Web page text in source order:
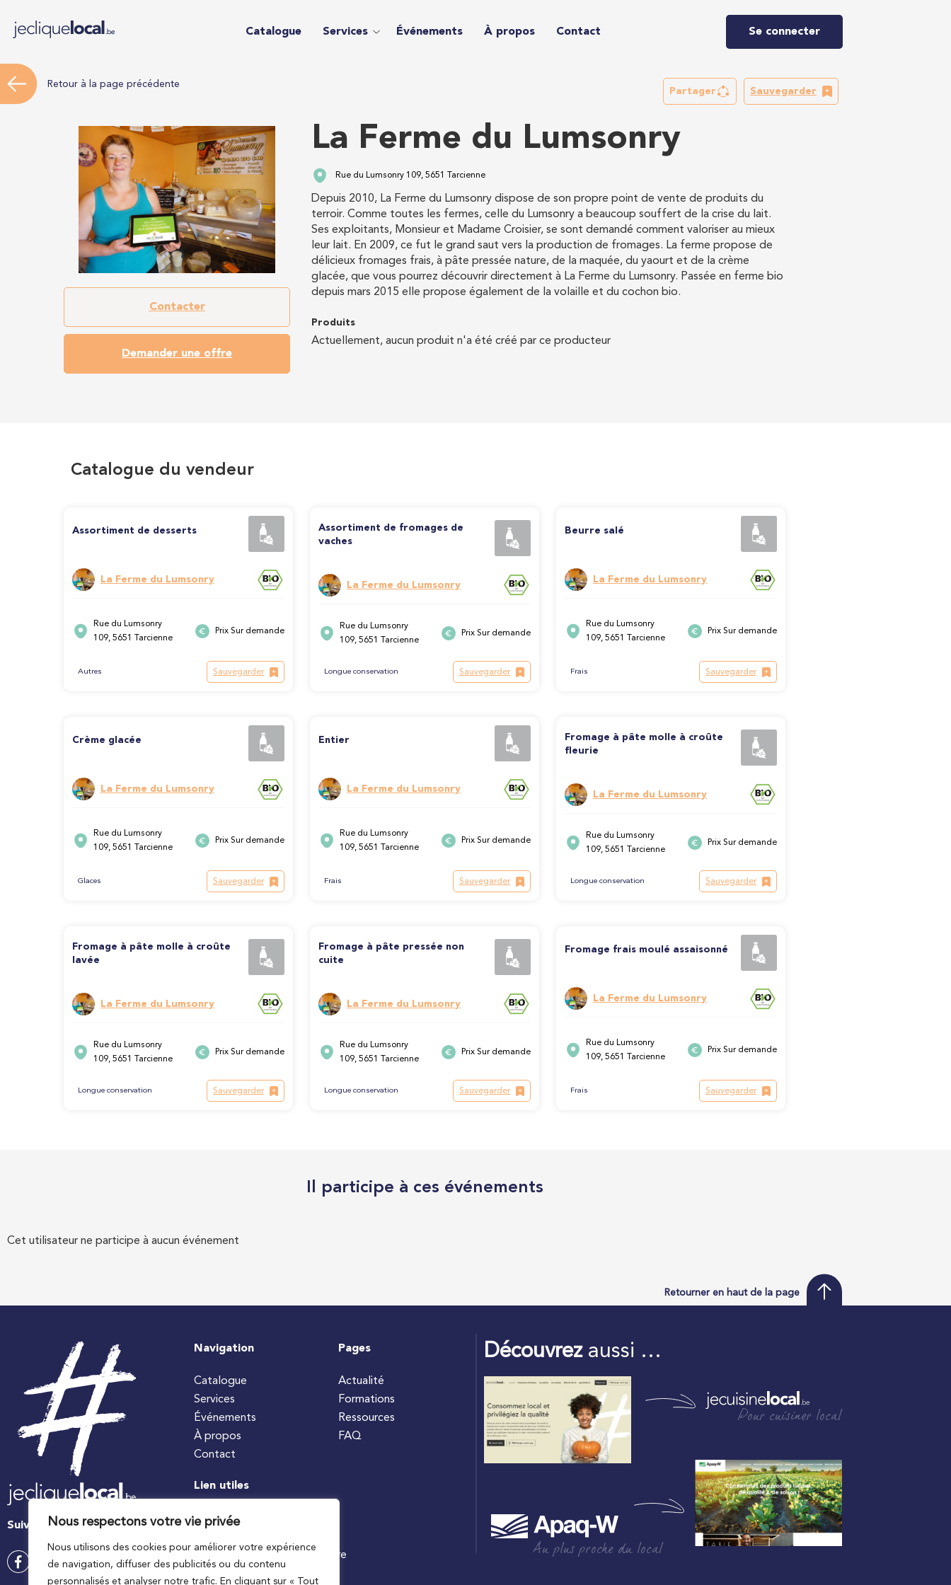
Nous respectons votre vie privée
Nous utilisons des cookies pour améliorer votre expérience
de navigation, diffuser des publicités ou du contenu
personnalisés et analyser notre trafic. En cliquant sur « Tout
Catalogue Services Événements À propos Contact Se connecter
Retour à la page précédente
Partager Sauvegarder
Contacter
Demander une offre
La Ferme du Lumsonry
Rue du Lumsonry 109, 5651 Tarcienne
Depuis 2010, La Ferme du Lumsonry dispose de son propre point de vente de produits du
terroir. Comme toutes les fermes, celle du Lumsonry a beaucoup souffert de la crise du lait.
Ses exploitants, Monsieur et Madame Croisier, se sont demandé comment valoriser au mieux
leur lait. En 2009, ce fut le grand saut vers la production de fromages. La ferme propose de
délicieux fromages frais, à pâte pressée nature, de la maquée, du yaourt et de la crème
glacée, que vous pourrez découvrir directement à La Ferme du Lumsonry. Passée en ferme bio
depuis mars 2015 elle propose également de la volaille et du cochon bio.
Produits
Actuellement, aucun produit n'a été créé par ce producteur
Catalogue du vendeur
Assortiment de desserts
La Ferme du Lumsonry
Rue du Lumsonry
109, 5651 Tarcienne
Prix Sur demande
Autres Sauvegarder
Assortiment de fromages de
vaches
La Ferme du Lumsonry
Rue du Lumsonry
109, 5651 Tarcienne
Prix Sur demande
Longue conservation Sauvegarder
Beurre salé
La Ferme du Lumsonry
Rue du Lumsonry
109, 5651 Tarcienne
Prix Sur demande
Frais Sauvegarder
Crème glacée
La Ferme du Lumsonry
Rue du Lumsonry
109, 5651 Tarcienne
Prix Sur demande
Glaces Sauvegarder
Entier
La Ferme du Lumsonry
Rue du Lumsonry
109, 5651 Tarcienne
Prix Sur demande
Frais Sauvegarder
Fromage à pâte molle à croûte
fleurie
La Ferme du Lumsonry
Rue du Lumsonry
109, 5651 Tarcienne
Prix Sur demande
Longue conservation Sauvegarder
Fromage à pâte molle à croûte
lavée
La Ferme du Lumsonry
Rue du Lumsonry
109, 5651 Tarcienne
Prix Sur demande
Longue conservation Sauvegarder
Fromage à pâte pressée non
cuite
La Ferme du Lumsonry
Rue du Lumsonry
109, 5651 Tarcienne
Prix Sur demande
Longue conservation Sauvegarder
Fromage frais moulé assaisonné
La Ferme du Lumsonry
Rue du Lumsonry
109, 5651 Tarcienne
Prix Sur demande
Frais Sauvegarder
Il participe à ces événements
Cet utilisateur ne participe à aucun événement
Retourner en haut de la page
Suivez-nous
Navigation
Catalogue
Services
Événements
À propos
Contact
Pages
Actualité
Formations
Ressources
FAQ
Lien utiles
#jecuisinelocal
Ministre wallon de l’agriculture
Découvrezaussi …
Pour cuisiner local
Au plus proche du local